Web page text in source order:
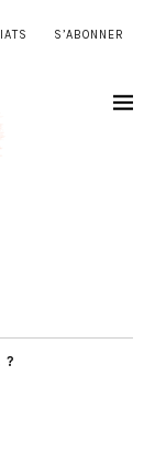
S’ABONNER
?